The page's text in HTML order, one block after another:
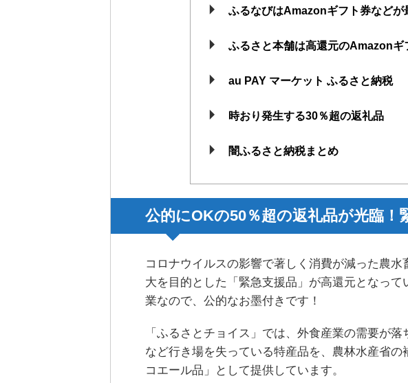
ふるなびはAmazonギフト券などが
ふるさと本舗は高還元のAmazonギ
au PAY マーケット ふるさと納税
時おり発生する30％超の返礼品
闇ふるさと納税まとめ
公的にOKの50％超の返礼品が光臨！
コロナウイルスの影響で著しく消費が減った農
大を目的とした「緊急支援品」が高還元となっ
業なので、公的なお墨付きです！
「ふるさとチョイス」では、外食産業の需要が
など行き場を失っている特産品を、農林水産省
コエール品」として提供しています。